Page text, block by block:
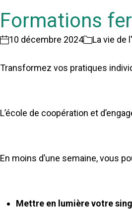
Formations
10 décembre 2024 La vie de
Transformez vos pratiques
L’école de coopération et
En moins d’une semaine, vous
Mettre en lumière votre